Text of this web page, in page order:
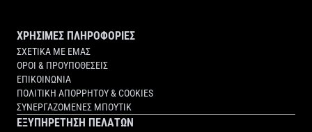
ΧΡΗΣΙΜΕΣ ΠΛΗΡΟΦΟΡΙΕΣ
ΣΧΕΤΙΚΑ ΜΕ ΕΜΑΣ
ΟΡΟΙ & ΠΡΟΥΠΟΘΕΣΕΙΣ
ΕΠΙΚΟΙΝΩΝΙΑ
ΠΟΛΙΤΙΚΗ ΑΠΟΡΡΗΤΟΥ & COOKIES
ΣΥΝΕΡΓΑΖΟΜΕΝΕΣ ΜΠΟΥΤΙΚ
ΕΞΥΠΗΡΕΤΗΣΗ ΠΕΛΑΤΩΝ